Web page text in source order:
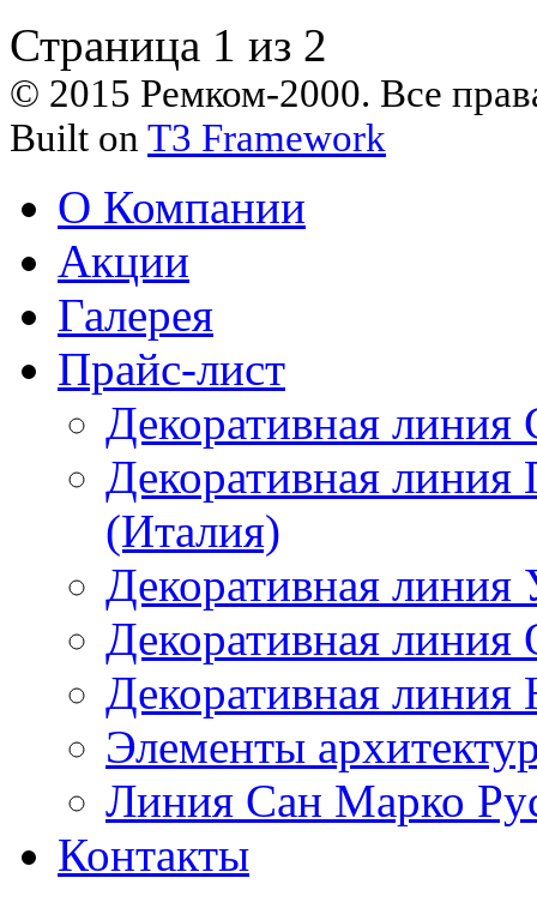
Страница 1 из 2
© 2015 Ремком-2000. Все
Built on T3 Framework
О Компании
Акции
Галерея
Прайс-лист
Декоративная
Декоративная
(Италия)
Декоративная
Декоративная
Декоративная линия
Элементы
Линия Сан Марко
Контакты